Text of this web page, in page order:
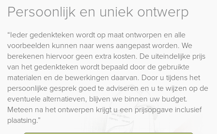
Persoonlijk en uniek ontwerp
“Ieder gedenkteken wordt op maat ontworpen en alle
voorbeelden kunnen naar wens aangepast worden. We
berekenen hiervoor geen extra kosten. De uiteindelijke prijs
van het gedenkteken wordt bepaald door de gebruikte
materialen en de bewerkingen daarvan. Door u tijdens het
persoonlijke gesprek goed te adviseren en u te wijzen op de
eventuele alternatieven, blijven we binnen uw budget.
Meteen na het ontwerpen krijgt u een prijsopgave inclusief
plaatsing.”